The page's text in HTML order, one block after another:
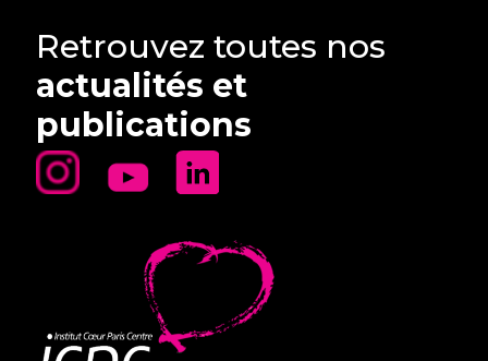
Retrouvez toutes nos
actualités et
publications